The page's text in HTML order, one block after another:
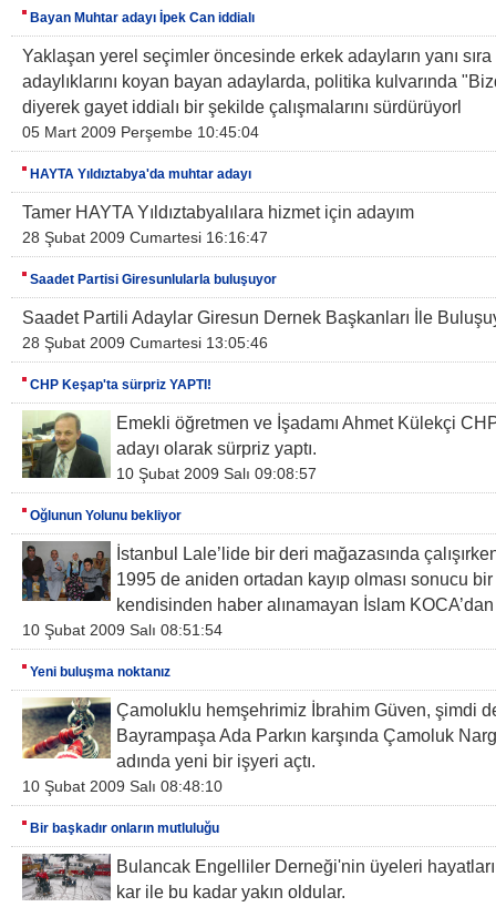
Bayan Muhtar adayı İpek Can iddialı
Yaklaşan yerel seçimler öncesinde erkek adayların yanı sıra
adaylıklarını koyan bayan adaylarda, politika kulvarında
diyerek gayet iddialı bir şekilde çalışmalarını sürdürüyorl
05 Mart 2009 Perşembe 10:45:04
HAYTA Yıldıztabya'da muhtar adayı
Tamer HAYTA Yıldıztabyalılara hizmet için adayım
28 Şubat 2009 Cumartesi 16:16:47
Saadet Partisi Giresunlularla buluşuyor
Saadet Partili Adaylar Giresun Dernek Başkanları İle
28 Şubat 2009 Cumartesi 13:05:46
CHP Keşap'ta sürpriz YAPTI!
Emekli öğretmen ve İşadamı Ahmet Külekçi
adayı olarak sürpriz yaptı.
10 Şubat 2009 Salı 09:08:57
Oğlunun Yolunu bekliyor
İstanbul Lale’lide bir deri mağazasında
1995 de aniden ortadan kayıp olması sonucu
kendisinden haber alınamayan İslam KOCA’dan
10 Şubat 2009 Salı 08:51:54
Yeni buluşma noktanız
Çamoluklu hemşehrimiz İbrahim Güven, şimdi
Bayrampaşa Ada Parkın karşında Çamoluk
adında yeni bir işyeri açtı.
10 Şubat 2009 Salı 08:48:10
Bir başkadır onların mutluluğu
Bulancak Engelliler Derneği'nin üyeleri
kar ile bu kadar yakın oldular.